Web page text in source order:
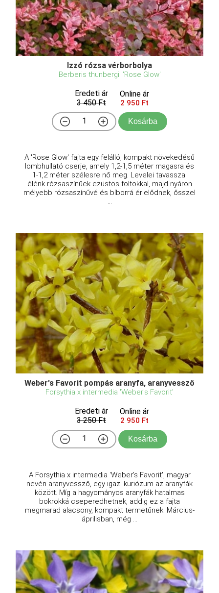
Izzó rózsa vérborbolya
Berberis thunbergii 'Rose Glow'
Eredeti ár
3 450 Ft
Online ár
2 950 Ft
Kosárba
A 'Rose Glow' fajta egy felálló, kompakt növekedésű
lombhullató cserje, amely 1,2-1,5 méter magasra és
1-1,2 méter szélesre nő meg. Levelei tavasszal
élénk rózsaszínűek ezüstös foltokkal, majd nyáron
mélyebb rózsaszínűvé és bíborrá érlelődnek, ősszel
Weber's Favorit pompás aranyfa, aranyvessző
Forsythia x intermedia 'Weber's Favorit'
Eredeti ár
3 250 Ft
Online ár
2 950 Ft
Kosárba
A Forsythia x intermedia 'Weber's Favorit', magyar
nevén aranyvessző, egy igazi kuriózum az aranyfák
között. Míg a hagyományos aranyfák hatalmas
bokrokká cseperedhetnek, addig ez a fajta
megmarad alacsony, kompakt termetűnek. Március-
áprilisban, még ...